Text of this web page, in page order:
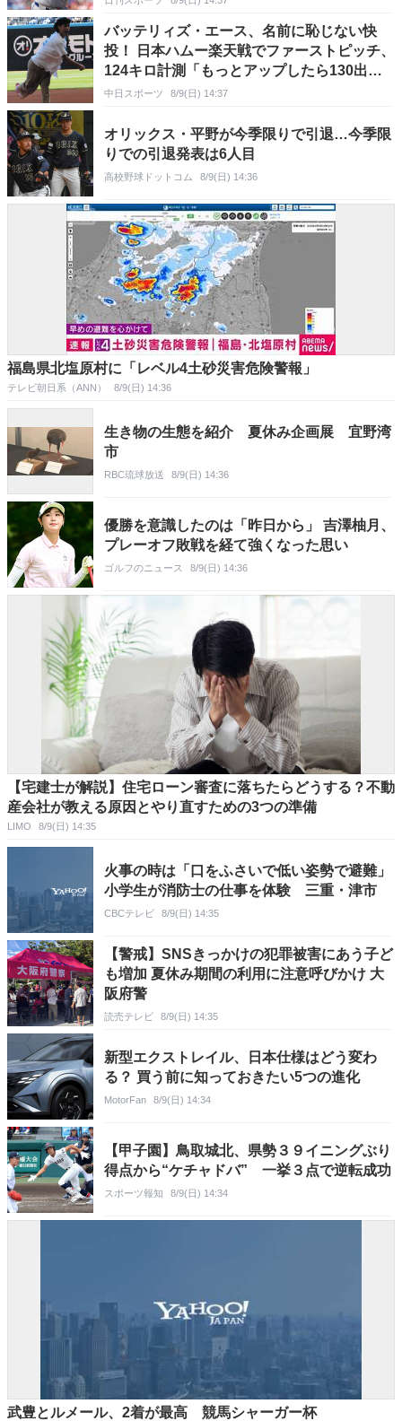
バッテリィズ・エース、名前に恥じない快
投！ 日本ハムー楽天戦でファーストピッチ、
124キロ計測「もっとアップしたら130出た
かも」
中日スポーツ 8/9(日) 14:37
オリックス・平野が今季限りで引退…今季限
りでの引退発表は6人目
高校野球ドットコム 8/9(日) 14:36
福島県北塩原村に「レベル4土砂災害危険警報」
テレビ朝日系（ANN） 8/9(日) 14:36
生き物の生態を紹介 夏休み企画展 宜野湾
市
RBC琉球放送 8/9(日) 14:36
優勝を意識したのは「昨日から」 吉澤柚月、
プレーオフ敗戦を経て強くなった思い
ゴルフのニュース 8/9(日) 14:36
【宅建士が解説】住宅ローン審査に落ちたらどうする？不動
産会社が教える原因とやり直すための3つの準備
LIMO 8/9(日) 14:35
火事の時は「口をふさいで低い姿勢で避難」
小学生が消防士の仕事を体験 三重・津市
CBCテレビ 8/9(日) 14:35
【警戒】SNSきっかけの犯罪被害にあう子ど
も増加 夏休み期間の利用に注意呼びかけ 大
阪府警
読売テレビ 8/9(日) 14:35
新型エクストレイル、日本仕様はどう変わ
る？ 買う前に知っておきたい5つの進化
MotorFan 8/9(日) 14:34
【甲子園】鳥取城北、県勢３９イニングぶり
得点から“ケチャドバ” 一挙３点で逆転成功
スポーツ報知 8/9(日) 14:34
武豊とルメール、2着が最高 競馬シャーガー杯